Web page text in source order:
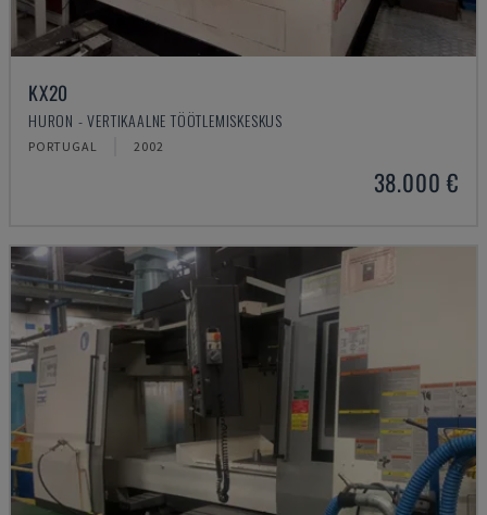
KX20
HURON - VERTIKAALNE TÖÖTLEMISKESKUS
PORTUGAL 2002
38.000 €